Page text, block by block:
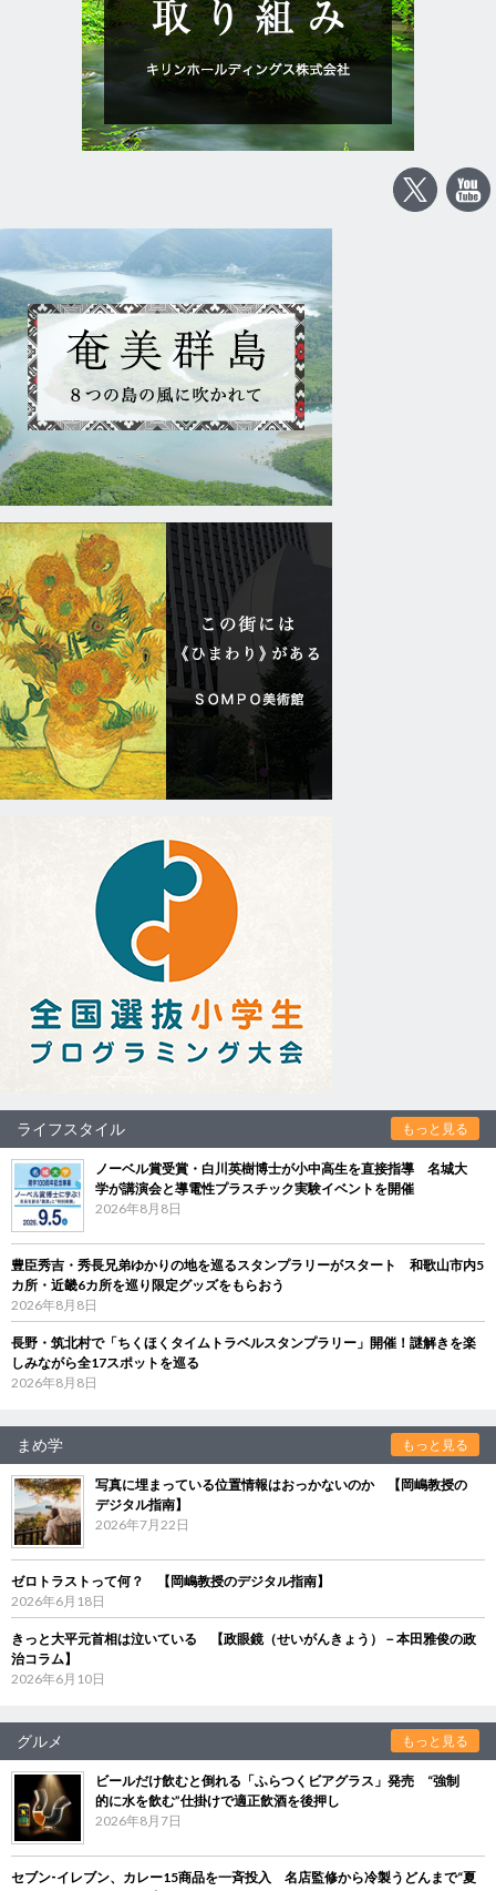
ライフスタイル もっと見る
ノーベル賞受賞・白川英樹博士が小中高生を直接指導 名城大
学が講演会と導電性プラスチック実験イベントを開催
2026年8月8日
豊臣秀吉・秀長兄弟ゆかりの地を巡るスタンプラリーがスタート 和歌山市内5
カ所・近畿6カ所を巡り限定グッズをもらおう
2026年8月8日
長野・筑北村で「ちくほくタイムトラベルスタンプラリー」開催！謎解きを楽
しみながら全17スポットを巡る
2026年8月8日
まめ学 もっと見る
写真に埋まっている位置情報はおっかないのか 【岡嶋教授の
デジタル指南】
2026年7月22日
ゼロトラストって何？ 【岡嶋教授のデジタル指南】
2026年6月18日
きっと大平元首相は泣いている 【政眼鏡（せいがんきょう）－本田雅俊の政
治コラム】
2026年6月10日
グルメ もっと見る
ビールだけ飲むと倒れる「ふらつくビアグラス」発売 “強制
的に水を飲む”仕掛けで適正飲酒を後押し
2026年8月7日
セブン‐イレブン、カレー15商品を一斉投入 名店監修から冷製うどんまで“夏